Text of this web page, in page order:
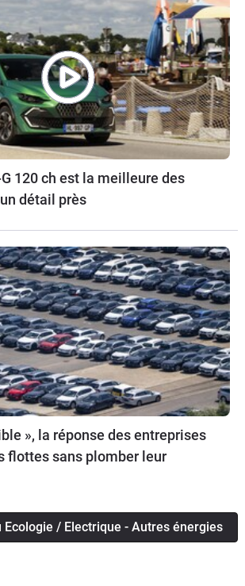
120 ch est la meilleure des
détail près
», la réponse des entreprises
flottes sans plomber leur
/ Electrique - Autres énergies